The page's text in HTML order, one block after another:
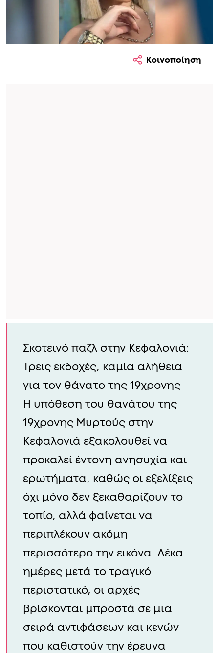
Κοινοποίηση
Σκοτεινό παζλ στην Κεφαλονιά:
Τρεις εκδοχές, καμία αλήθεια
για τον θάνατο της 19χρονης
Η υπόθεση του θανάτου της
19χρονης Μυρτούς στην
Κεφαλονιά εξακολουθεί να
προκαλεί έντονη ανησυχία και
ερωτήματα, καθώς οι εξελίξεις
όχι μόνο δεν ξεκαθαρίζουν το
τοπίο, αλλά φαίνεται να
περιπλέκουν ακόμη
περισσότερο την εικόνα. Δέκα
ημέρες μετά το τραγικό
περιστατικό, οι αρχές
βρίσκονται μπροστά σε μια
σειρά αντιφάσεων και κενών
που καθιστούν την έρευνα